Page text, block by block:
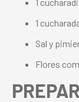
1
Sal y
Flores